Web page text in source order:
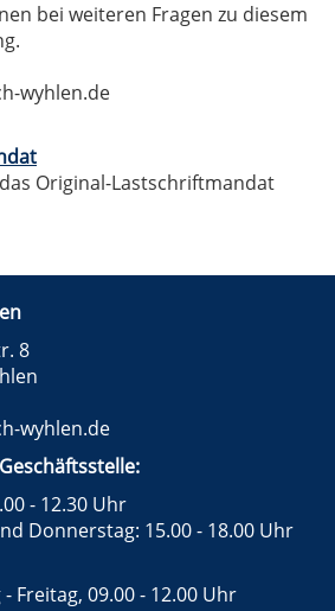
bei weiteren Fragen zu diesem
wyhlen.de
Original-Lastschriftmandat
8
wyhlen.de
- 12.30 Uhr
Donnerstag: 15.00 - 18.00 Uhr
Freitag, 09.00 - 12.00 Uhr